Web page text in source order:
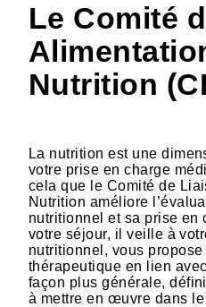
Le Comité
Nutrition
La nutrition est une
votre prise en charge
cela que le Comité de
Nutrition améliore
nutritionnel et sa prise en
votre séjour, il veille à
nutritionnel, vous
thérapeutique en lien
façon plus générale,
à mettre en œuvre dans